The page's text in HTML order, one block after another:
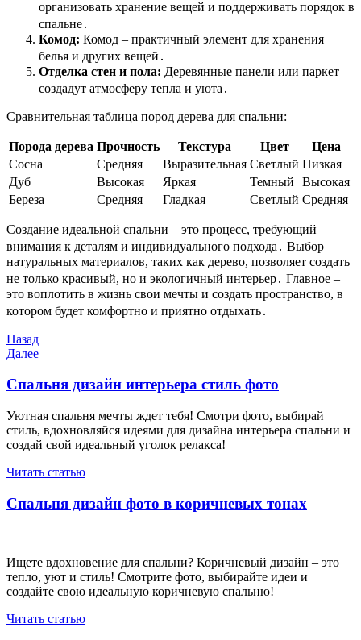
организовать хранение вещей и поддерживать порядок в
спальне․
Комод: Комод – практичный элемент для хранения
белья и других вещей․
Отделка стен и пола: Деревянные панели или паркет
создадут атмосферу тепла и уюта․
Сравнительная таблица пород дерева для спальни:
Порода дерева Прочность Текстура Цвет
Цена
Сосна
Средняя Выразительная Светлый Низкая
Дуб
Высокая Яркая Темный
Высокая
Береза
Средняя Гладкая Светлый Средняя
Создание идеальной спальни – это процесс, требующий
внимания к деталям и индивидуального подхода․ Выбор
натуральных материалов, таких как дерево, позволяет создать
не только красивый, но и экологичный интерьер․ Главное –
это воплотить в жизнь свои мечты и создать пространство, в
котором будет комфортно и приятно отдыхать․
Навигация
по
записям
Предыдущая
запись
Назад
Следующая
Далее
Спальня дизайн интерьера стиль фото
Уютная спальня мечты ждет тебя! Смотри фото, выбирай
стиль, вдохновляйся идеями для дизайна интерьера спальни и
создай свой идеальный уголок релакса!
Читать статью
Спальня дизайн фото в коричневых тонах
Ищете вдохновение для спальни? Коричневый дизайн – это
тепло, уют и стиль! Смотрите фото, выбирайте идеи и
создайте свою идеальную коричневую спальню!
Читать статью